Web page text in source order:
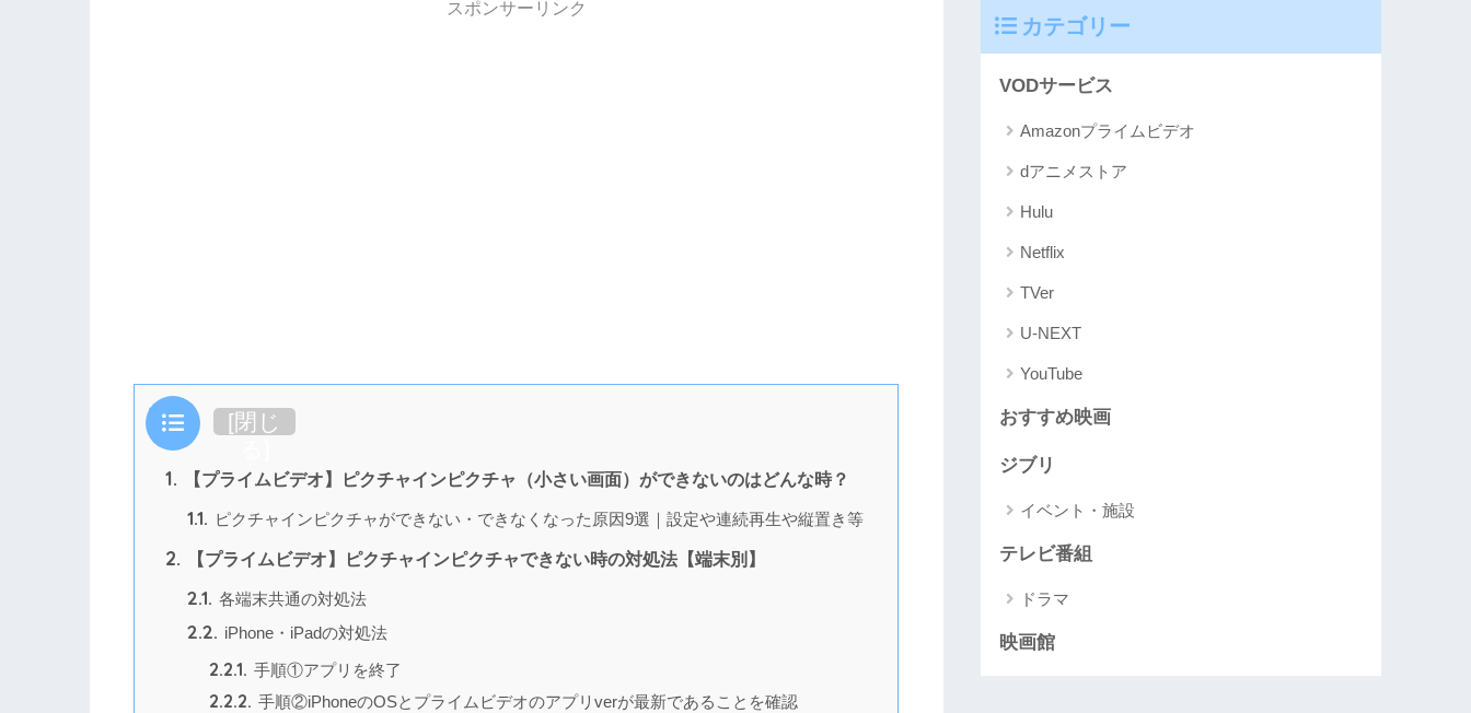
スポンサーリンク
目次 [閉じ
1. 【プライムビデオ】ピクチャインピクチャ（小さい画面）ができないのはどんな時？
1.1. ピクチャインピクチャができない・できなくなった原因9選｜設定や連続再生や縦置き等
2. 【プライムビデオ】ピクチャインピクチャできない時の対処法【端末別】
2.1. 各端末共通の対処法
2.2. iPhone・iPadの対処法
2.2.1. 手順①アプリを終了
2.2.2. 手順②iPhoneのOSとプライムビデオのアプリverが最新であることを確認
カテゴリー
VODサービス
Amazonプライムビデオ
dアニメストア
Hulu
Netflix
TVer
U-NEXT
YouTube
おすすめ映画
ジブリ
イベント・施設
テレビ番組
ドラマ
映画館